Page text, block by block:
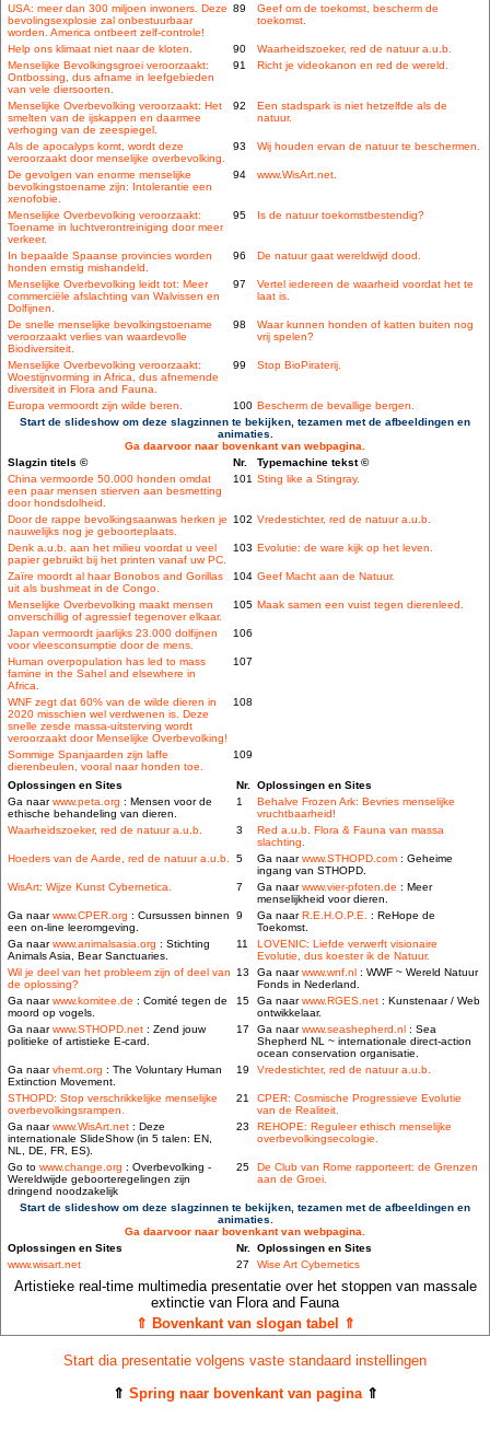
USA: meer dan 300 miljoen inwoners. Deze
bevolingsexplosie zal onbestuurbaar
worden. America ontbeert zelf-controle!
89
Geef om de toekomst, bescherm de
toekomst.
Help ons klimaat niet naar de kloten. 90
Waarheidszoeker, red de natuur a.u.b.
Menselijke Bevolkingsgroei veroorzaakt:
Ontbossing, dus afname in leefgebieden
van vele diersoorten.
91 Richt je videokanon en red de wereld.
Menselijke Overbevolking veroorzaakt: Het
smelten van de ijskappen en daarmee
verhoging van de zeespiegel.
92
Een stadspark is niet hetzelfde als de
natuur.
Als de apocalyps komt, wordt deze
veroorzaakt door menselijke overbevolking.
93 Wij houden ervan de natuur te beschermen.
De gevolgen van enorme menselijke
bevolkingstoename zijn: Intolerantie een
xenofobie.
94 www.WisArt.net.
Menselijke Overbevolking veroorzaakt:
Toename in luchtverontreiniging door meer
verkeer.
95 Is de natuur toekomstbestendig?
In bepaalde Spaanse provincies worden
honden ernstig mishandeld.
96 De natuur gaat wereldwijd dood.
Menselijke Overbevolking leidt tot: Meer
commerciële afslachting van Walvissen en
Dolfijnen.
97
Vertel iedereen de waarheid voordat het te
laat is.
De snelle menselijke bevolkingstoename
veroorzaakt verlies van waardevolle
Biodiversiteit.
98
Waar kunnen honden of katten buiten nog
vrij spelen?
Menselijke Overbevolking veroorzaakt:
Woestijnvorming in Africa, dus afnemende
diversiteit in Flora and Fauna.
99 Stop BioPiraterij.
Europa vermoordt zijn wilde beren. 100 Bescherm de bevallige bergen.
Start de slideshow om deze slagzinnen te bekijken, tezamen met de afbeeldingen en
animaties.
Ga daarvoor naar bovenkant van webpagina.
Slagzin titels ©
Nr.
Typemachine tekst ©
China vermoorde 50.000 honden omdat
een paar mensen stierven aan besmetting
door hondsdolheid.
101 Sting like a Stingray.
Door de rappe bevolkingsaanwas herken je
nauwelijks nog je geboorteplaats.
102 Vredestichter, red de natuur a.u.b.
Denk a.u.b. aan het milieu voordat u veel
papier gebruikt bij het printen vanaf uw PC.
103 Evolutie: de ware kijk op het leven.
Zaïre moordt al haar Bonobos and Gorillas
uit als bushmeat in de Congo.
104 Geef Macht aan de Natuur.
Menselijke Overbevolking maakt mensen
onverschillig of agressief tegenover elkaar.
105 Maak samen een vuist tegen dierenleed.
Japan vermoordt jaarlijks 23.000 dolfijnen
voor vleesconsumptie door de mens.
106
Human overpopulation has led to mass
famine in the Sahel and elsewhere in
Africa.
107
WNF zegt dat 60% van de wilde dieren in
2020 misschien wel verdwenen is. Deze
snelle zesde massa-uitsterving wordt
veroorzaakt door Menselijke Overbevolking!
108
Sommige Spanjaarden zijn laffe
dierenbeulen, vooral naar honden toe.
109
Oplossingen en Sites Nr. Oplossingen en Sites
Ga naarwww.peta.org : Mensen voor de
ethische behandeling van dieren.
1
Behalve Frozen Ark: Bevries menselijke
vruchtbaarheid!
Waarheidszoeker, red de natuur a.u.b.
3
Red a.u.b. Flora & Fauna van massa
slachting.
Hoeders van de Aarde, red de natuur a.u.b.
5 Ga naarwww.STHOPD.com : Geheime
ingang van STHOPD.
WisArt: Wijze Kunst Cybernetica.
7 Ga naarwww.vier-pfoten.de : Meer
menselijkheid voor dieren.
Ga naarwww.CPER.org : Cursussen binnen
een on-line leeromgeving.
9 Ga naarR.E.H.O.P.E. : ReHope de
Toekomst.
Ga naarwww.animalsasia.org : Stichting
Animals Asia, Bear Sanctuaries.
11
LOVENIC: Liefde verwerft visionaire
Evolutie, dus koester ik de Natuur.
Wil je deel van het probleem zijn of deel van
de oplossing?
13 Ga naarwww.wnf.nl : WWF ~ Wereld Natuur
Fonds in Nederland.
Ga naarwww.komitee.de : Comité tegen de
moord op vogels.
15 Ga naarwww.RGES.net : Kunstenaar / Web
ontwikkelaar.
Ga naarwww.STHOPD.net : Zend jouw
politieke of artistieke E-card.
17 Ga naarwww.seashepherd.nl : Sea
Shepherd NL ~ internationale direct-action
ocean conservation organisatie.
Ga naarvhemt.org : The Voluntary Human
Extinction Movement.
19 Vredestichter, red de natuur a.u.b.
STHOPD: Stop verschrikkelijke menselijke
overbevolkingsrampen.
21
CPER: Cosmische Progressieve Evolutie
van de Realiteit.
Ga naarwww.WisArt.net : Deze
internationale SlideShow (in 5 talen: EN,
NL, DE, FR, ES).
23
REHOPE: Reguleer ethisch menselijke
overbevolkingsecologie.
Go to www.change.org : Overbevolking -
Wereldwijde geboorteregelingen zijn
dringend noodzakelijk
25
De Club van Rome rapporteert: de Grenzen
aan de Groei.
Start de slideshow om deze slagzinnen te bekijken, tezamen met de afbeeldingen en
animaties.
Ga daarvoor naar bovenkant van webpagina.
Oplossingen en Sites
Nr. Oplossingen en Sites
www.wisart.net
27 Wise Art Cybernetics
Artistieke real-time multimedia presentatie over het stoppen van massale
extinctie van Flora and Fauna
⇑ Bovenkant van slogan tabel ⇑
Start dia presentatie volgens vaste standaard instellingen
⇑ Spring naar bovenkant van pagina⇑